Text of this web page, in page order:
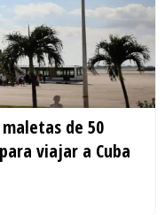
de 50
viajar a Cuba